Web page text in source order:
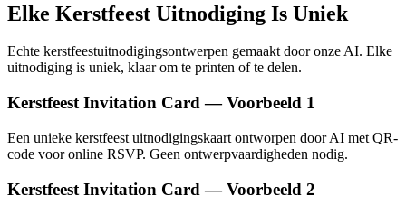
Elke Kerstfeest Uitnodiging Is Uniek
Echte kerstfeestuitnodigingsontwerpen gemaakt door onze AI. Elke
uitnodiging is uniek, klaar om te printen of te delen.
Kerstfeest Invitation Card — Voorbeeld 1
Een unieke kerstfeest uitnodigingskaart ontworpen door AI met QR-
code voor online RSVP. Geen ontwerpvaardigheden nodig.
Kerstfeest Invitation Card — Voorbeeld 2